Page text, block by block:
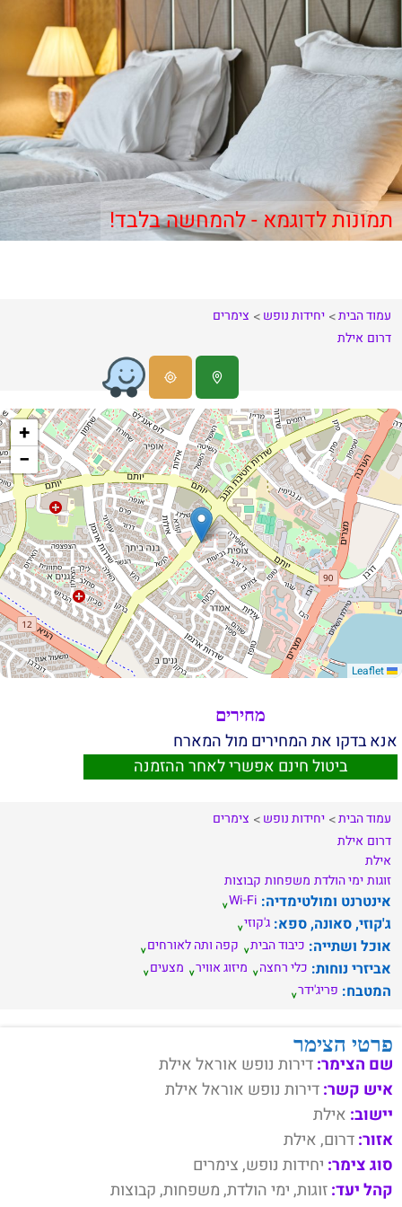
תמונות לדוגמא - להמחשה בלבד!
עמוד הבית יחידות נופש
צימרים
דרום אילת
+
−
מחירים
אנא בדקו את המחירים מול המארח
ביטול חינם אפשרי לאחר ההזמנה
עמוד הבית יחידות נופש
צימרים
דרום אילת
אילת
זוגותימי הולדת משפחות קבוצות
אינטרנט ומולטימדיה: Wi-Fi
ג'קוזי, סאונה, ספא: ג'קוזי
אוכל ושתייה: כיבוד הבית קפה ותה לאורחים
אביזרי נוחות: כלי רחצה מיזוג אוויר מצעים
המטבח: פריג'ידר
פרטי הצימר
שם הצימר:דירות נופש אוראל אילת
איש קשר:דירות נופש אוראל אילת
יישוב: אילת
אזור:דרום, אילת
סוג צימר: יחידות נופש, צימרים
קהל יעד:זוגות, ימי הולדת, משפחות, קבוצות